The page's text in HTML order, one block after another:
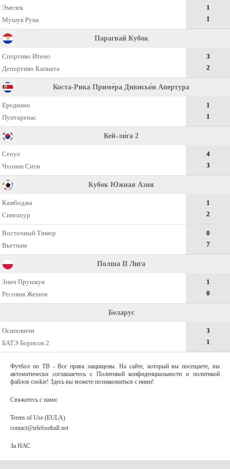
Эмелек
Мушук Руна
1
1
Парагвай Кубок
Спортиво Итено
Депортиво Капиата
3
2
Коста-Рика Приме́ра Дивисьо́н Апертура
Ередиано
Пунтаренас
1
1
Кей-ли́га 2
Сеоул
Чхонан Сити
4
3
Кубок Южная Азия
Камбоджа
Сингапур
1
2
Восточный Тимор
Вьетнам
0
7
Полша II Лига
Знич Прушкув
Ресовия Жешов
1
0
Беларус
Осиповичи
БАТЭ Борисов 2
3
1
Футбол по ТВ - Все права защищены. На сайте, который вы посещаете, вы
автоматически соглашаетесь с Политикой конфиденциальности и политикой
файлов cookie! Здесь вы можете познакомиться с ними!
Свяжитесь с нами:
Terms of Use (EULA)
contact@telefootball.net
За НАС